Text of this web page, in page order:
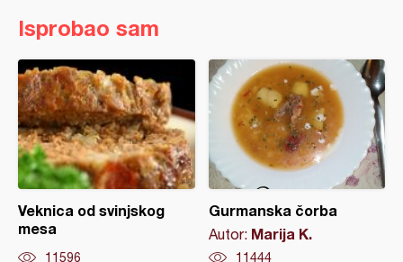
Isprobao sam
Veknica od svinjskog
mesa
11596
Gurmanska čorba
Autor: Marija K.
11444